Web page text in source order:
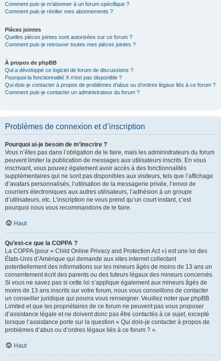
Comment puis-je m’abonner à un forum spécifique ?
Comment puis-je résilier mes abonnements ?
Pièces jointes
Quelles pièces jointes sont autorisées sur ce forum ?
Comment puis-je retrouver toutes mes pièces jointes ?
À propos de phpBB
Qui a développé ce logiciel de forum de discussions ?
Pourquoi la fonctionnalité X n’est pas disponible ?
Qui dois-je contacter à propos de problèmes d’abus ou d’ordres légaux liés à ce forum ?
Comment puis-je contacter un administrateur du forum ?
Problèmes de connexion et d’inscription
Pourquoi ai-je besoin de m’inscrire ?
Vous n’êtes pas dans l’obligation de le faire, mais les administrateurs du forum
peuvent limiter la publication de messages aux utilisateurs inscrits. En vous
inscrivant, vous pouvez également avoir accès à des fonctionnalités
supplémentaires qui ne sont pas disponibles aux visiteurs, tels que l’affichage
d’avatars personnalisés, l’utilisation de la messagerie privée, l’envoi de
courriers électroniques aux autres utilisateurs, l’adhésion à un groupe
d’utilisateurs, etc. L’inscription ne vous prend qu’un court instant, c’est
pourquoi nous vous recommandons de le faire.
Haut
Qu’est-ce que la COPPA ?
La COPPA (pour « Child Online Privacy and Protection Act ») est une loi des
États-Unis d’Amérique qui demande aux sites internet collectant
potentiellement des informations sur les mineurs âgés de moins de 13 ans un
consentement écrit des parents ou des tuteurs légaux des mineurs concernés.
Si vous ne savez pas si cette loi s’applique également aux mineurs âgés de
moins de 13 ans inscrits sur votre forum, nous vous conseillons de contacter
un conseiller juridique qui pourra vous renseigner. Veuillez noter que phpBB
Limited et que les propriétaires de ce forum ne peuvent pas vous proposer
d’assistance légale et ne doivent donc pas être contactés à ce sujet, excepté
lorsque l’assistance porte sur la question « Qui dois-je contacter à propos de
problèmes d’abus ou d’ordres légaux liés à ce forum ? ».
Haut